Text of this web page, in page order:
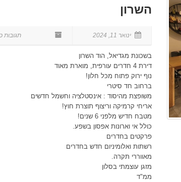
השרון
ינואר 11, 2024 ‎תגובות כבויות להודעה זו
בשכונת מגדיאל, הוד השרון
דירת 4 חדרים עורפית, מוארת מאוד
נוף ירוק פתוח מכל חלון!
ברחוב חד סיטרי
משופצת מהיסוד : אינסטלציה וחשמל חדשים
אריחי קרמיקה וריצוף תוצרת חוץ!
מטבח חדיש מלפני 6 שנים!
כולל אי וארונות אפסון בשפע.
פרקטים בחדרים
רשתות ואלומיניום חדש בחדרים
מאווררי תקרה.
מזגן עוצמתי בסלון
ממ"ד